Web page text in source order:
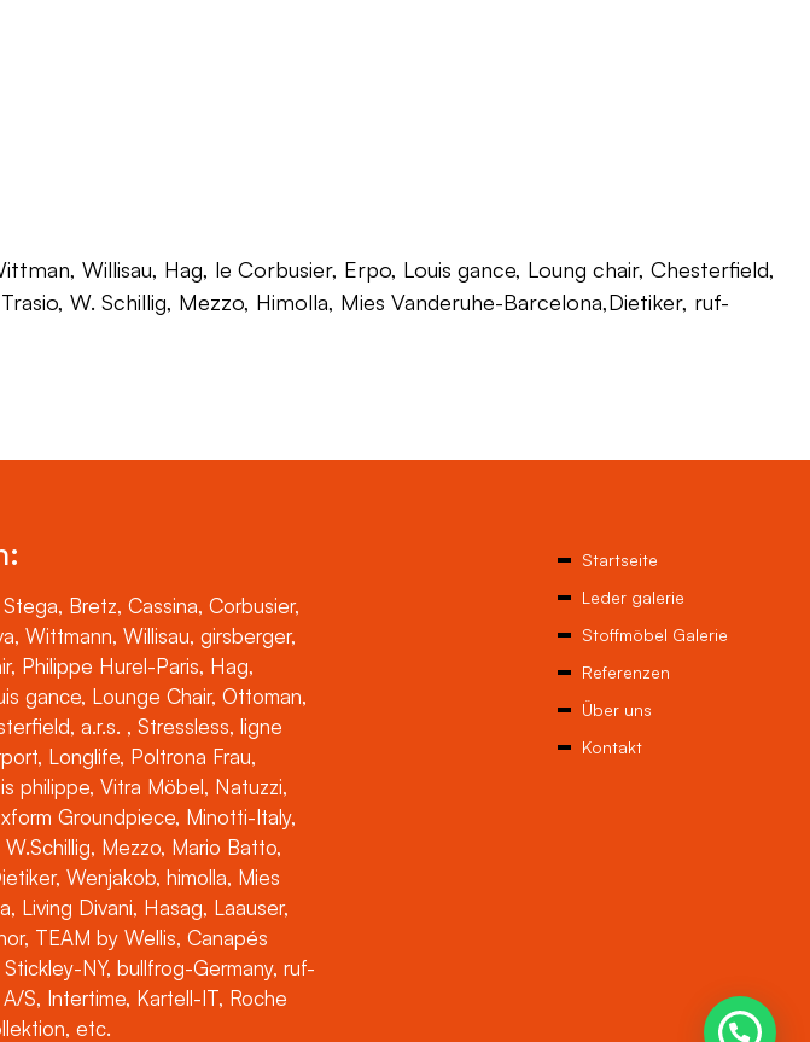
Willisau, Hag, le Corbusier, Erpo, Louis gance, Loung chair, Chesterfield,
W. Schillig, Mezzo, Himolla, Mies Vanderuhe-Barcelona,Dietiker, ruf-
Bretz, Cassina, Corbusier,
Wittmann, Willisau, girsberger,
Philippe Hurel-Paris, Hag,
gance, Lounge Chair, Ottoman,
a.r.s. , Stressless, ligne
Longlife, Poltrona Frau,
philippe, Vitra Möbel, Natuzzi,
Groundpiece, Minotti-Italy,
Mezzo, Mario Batto,
Wenjakob, himolla, Mies
Living Divani, Hasag, Laauser,
TEAM by Wellis, Canapés
NY, bullfrog-Germany, ruf-
S, Intertime, Kartell-IT, Roche
etc.
Startseite
Leder galerie
Stoffmöbel Galerie
Referenzen
Über uns
Kontakt